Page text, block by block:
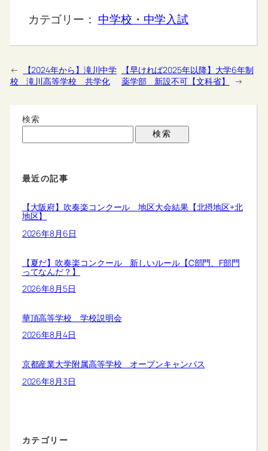
カテゴリー： 中学校・中学入試
←
【2024年から】滝川中学
校 滝川高等学校 共学化
【早ければ2025年以降】大学6年制
薬学部 新設不可【文科省】
→
検索
検索
最近の記事
【大阪府】吹奏楽コンクール 地区大会結果【北摂地区+北
地区】
2026年8月6日
【夏だ】吹奏楽コンクール 新しいルール【C部門、F部門
ってなんだ？】
2026年8月5日
華頂高等学校 学校説明会
2026年8月4日
京都産業大学附属高等学校 オープンキャンパス
2026年8月3日
カテゴリー